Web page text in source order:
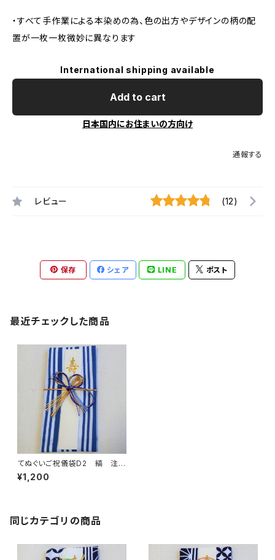
・すべて手作業による本染めの為、色の出方やデザインの柄の配
置が一枚一枚微妙に異なります
International shipping available
Add to cart
日本国内にお住まいの方向け
通報する
レビュー (12)
保存 シェア LINE ポスト
最近チェックした商品
てぬぐいご祝儀袋D2 縞 注
染 本染め 縁起柄 伝統
柄 結婚式 出産祝 入学
¥1,200
同じカテゴリの商品